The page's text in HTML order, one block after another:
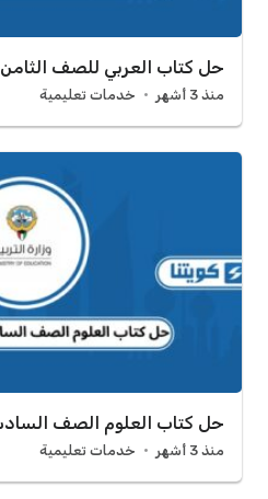
حل كتاب العربي للصف الثامن
منذ 3 أشهر خدمات تعليمية
حل كتاب العلوم الصف
منذ 3 أشهر خدمات تعليمية